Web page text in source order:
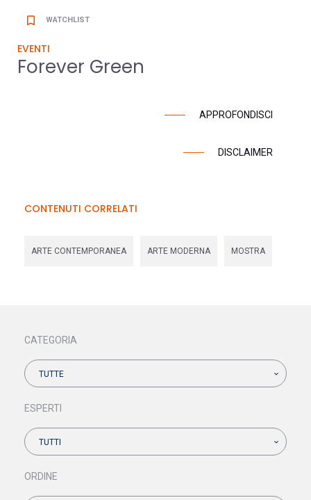
bookmark_border WATCHLIST
EVENTI
Forever Green
APPROFONDISCI
DISCLAIMER
CONTENUTI CORRELATI
ARTE CONTEMPORANEA ARTE MODERNA MOSTRA
CATEGORIA
TUTTE
ESPERTI
TUTTI
ORDINE